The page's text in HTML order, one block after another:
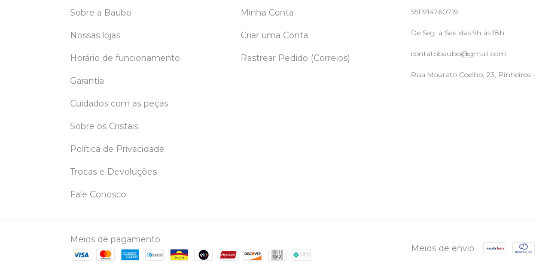
Sobre a Baubo
Nossas lojas
Horário de funcionamento
Garantia
Cuidados com as peças
Sobre os Cristais
Política de Privacidade
Trocas e Devoluções
Fale Conosco
Minha Conta
Criar uma Conta
Rastrear Pedido (Correios)
5511914760719
De Seg. à Sex. das 9h às 18h.
contatobaubo@gmail.com
Rua Mourato Coelho, 23, Pinheiros
Meios de pagamento
Meios de envio